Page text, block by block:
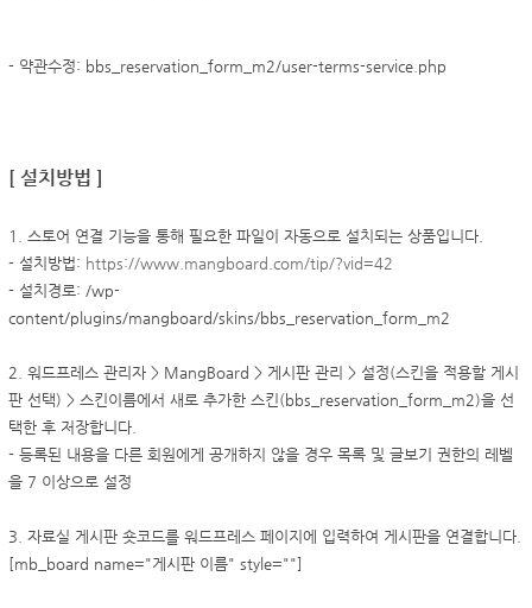
- 약관수정: bbs_reservation_form_m2/user-terms-service.php
[ 설치방법 ]
1. 스토어 연결 기능을 통해 필요한 파일이 자동으로 설치되는 상품입니다.
- 설치방법: https://www.mangboard.com/tip/?vid=42
- 설치경로: /wp-
content/plugins/mangboard/skins/bbs_reservation_form_m2
2. 워드프레스 관리자 > MangBoard > 게시판 관리 > 설정(스킨을 적용할 게시
판 선택) > 스킨이름에서 새로 추가한 스킨(bbs_reservation_form_m2)을 선
택한 후 저장합니다.
- 등록된 내용을 다른 회원에게 공개하지 않을 경우 목록 및 글보기 권한의 레벨
을 7 이상으로 설정
3. 자료실 게시판 숏코드를 워드프레스 페이지에 입력하여 게시판을 연결합니다.
[mb_board name="게시판 이름" style=""]